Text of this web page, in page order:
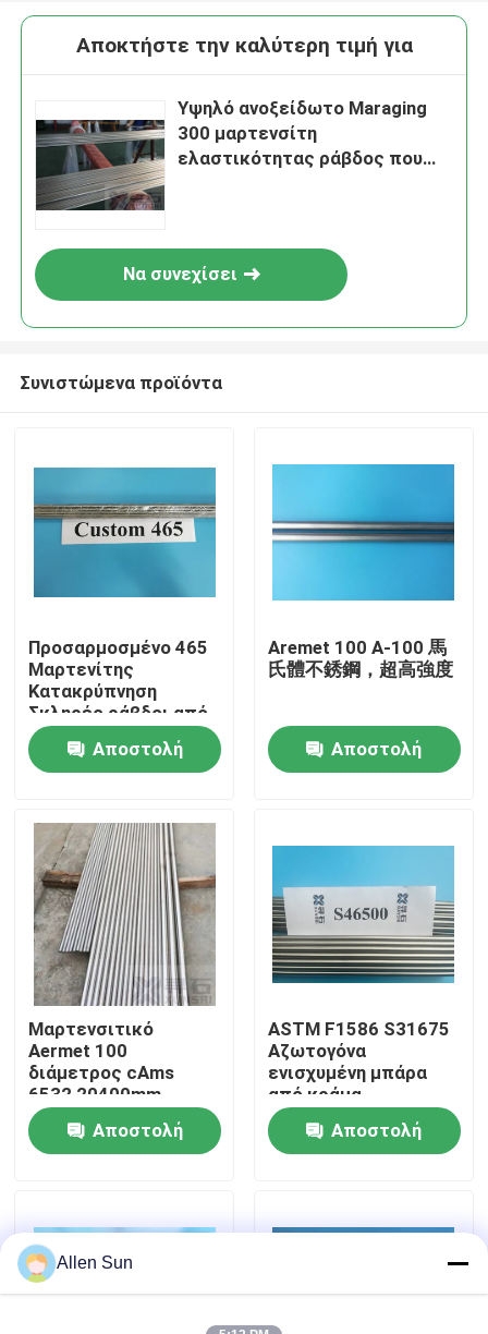
Σπίτι
Προϊόντα
Βίντεο
Σχετικά με εμάς
Επισκεψή εργοστασίου
Έλεγχος ποιότητας
Επικοινωνήστε μαζί μας
Υποθέσεις
Ζητήστε μια προσφορά
Αποκτήστε την καλύτερη τιμή για
Υψηλό ανοξείδωτο Maraging
300 μαρτενσίτη
ελαστικότητας ράβδος που
Να συνεχίσει
Συνιστώμενα προϊόντα
Προσαρμοσμένο 465
Μαρτενίτης
Κατακρύπνηση
Σκληρές ράβδοι από
ανοξείδωτο χάλυβα
S46500 Υψηλή
αντοχή για
εφαρμογές
Αποστολή
Aremet 100 A-100 馬
氏體不銹鋼，超高強度
Αποστολή
Μαρτενσιτικό
Aermet 100
διάμετρος cAms
6532 20400mm
Αποστολή
ASTM F1586 S31675
Αζωτογόνα
ενισχυμένη μπάρα
από κράμα
ανοξείδωτου χάλυβα
για χειρουργικά
εμφυτεύματα
Αποστολή
Allen Sun